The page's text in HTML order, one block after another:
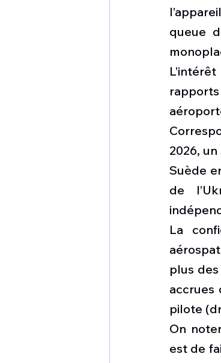
queue
2026,
Suède
de
La
plus
accrues
pilote
On
est de